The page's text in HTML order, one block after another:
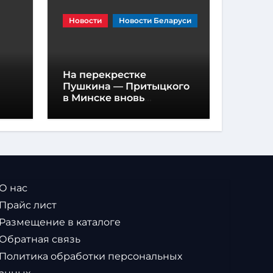
Новости Новости Беларуси
На перекрестке
Пушкина — Притыцкого
в Минске вновь
разметка
нас
лист
в каталоге
связь
обработки персональных